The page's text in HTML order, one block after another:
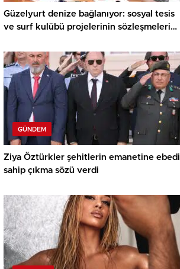
Güzelyurt denize bağlanıyor: sosyal tesis
ve surf kulübü projelerinin sözleşmeleri
GÜNDEM
Ziya Öztürkler şehitlerin emanetine ebedi
sahip çıkma sözü verdi